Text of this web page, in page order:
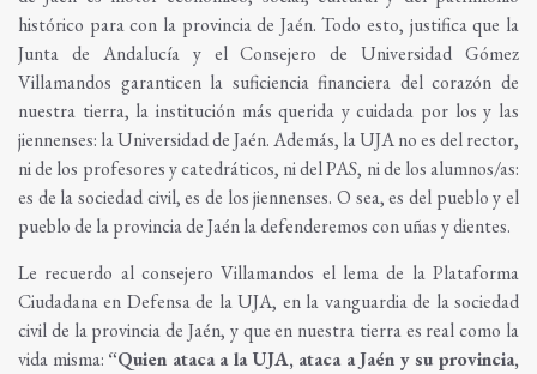
histórico para con la provincia de Jaén. Todo esto, justifica que la
Junta de Andalucía y el Consejero de Universidad Gómez
Villamandos garanticen la suficiencia financiera del corazón de
nuestra tierra, la institución más querida y cuidada por los y las
jiennenses: la Universidad de Jaén. Además, la UJA no es del rector,
ni de los profesores y catedráticos, ni del PAS, ni de los alumnos/as:
es de la sociedad civil, es de los jiennenses. O sea, es del pueblo y el
pueblo de la provincia de Jaén la defenderemos con uñas y dientes.
Le recuerdo al consejero Villamandos el lema de la Plataforma
Ciudadana en Defensa de la UJA, en la vanguardia de la sociedad
civil de la provincia de Jaén, y que en nuestra tierra es real como la
vida misma: “Quien ataca a la UJA, ataca a Jaén y su provincia,